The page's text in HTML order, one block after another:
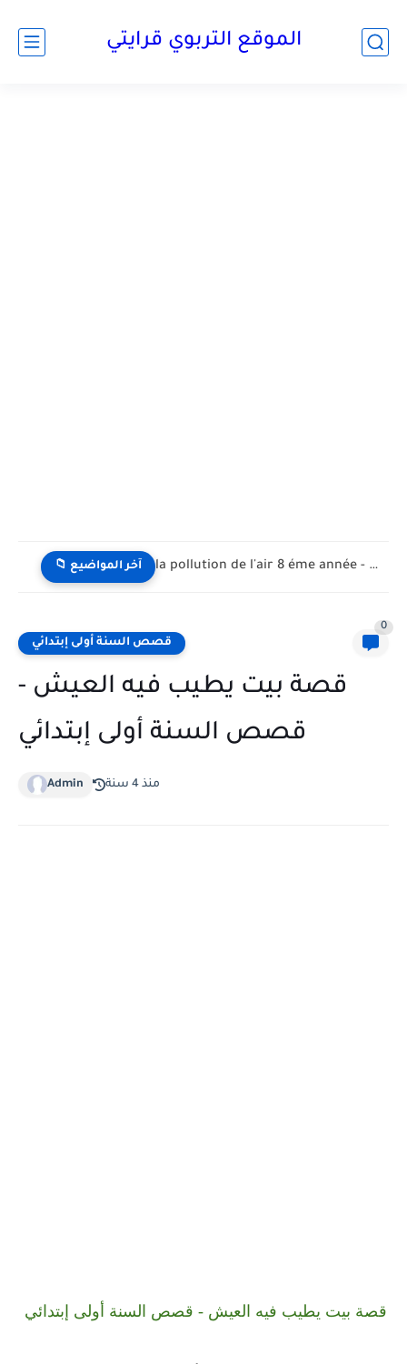
الموقع التربوي قرايتي
📁 آخر المواضيع la pollution de l'air 8 éme année - تلوث الهواء...
قصص السنة أولى إبتدائي
0
قصة بيت يطيب فيه العيش -
قصص السنة أولى إبتدائي
Admin منذ 4 سنة
قصة بيت يطيب فيه العيش - قصص السنة أولى إبتدائي